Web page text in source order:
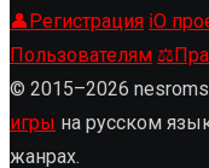
👤Регистрация ℹ️О
Пользователям ⚖️
© 2015–2026
игры на русском
жанрах.